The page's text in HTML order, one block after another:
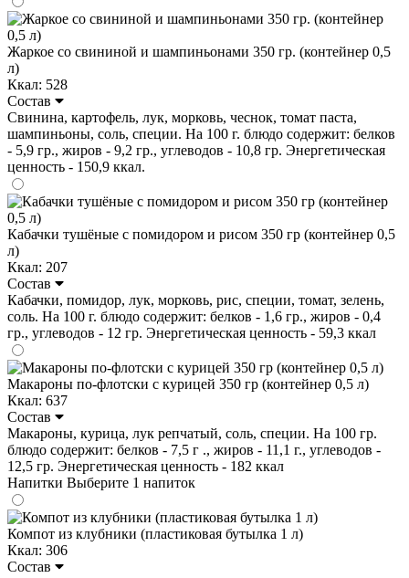
Жаркое со свининой и шампиньонами 350 гр. (контейнер 0,5
л)
Ккал: 528
Состав
Свинина, картофель, лук, морковь, чеснок, томат паста,
шампиньоны, соль, специи. На 100 г. блюдо содержит: белков
- 5,9 гр., жиров - 9,2 гр., углеводов - 10,8 гр. Энергетическая
ценность - 150,9 ккал.
Кабачки тушёные с помидором и рисом 350 гр (контейнер 0,5
л)
Ккал: 207
Состав
Кабачки, помидор, лук, морковь, рис, специи, томат, зелень,
соль. На 100 г. блюдо содержит: белков - 1,6 гр., жиров - 0,4
гр., углеводов - 12 гр. Энергетическая ценность - 59,3 ккал
Макароны по-флотски с курицей 350 гр (контейнер 0,5 л)
Ккал: 637
Состав
Макароны, курица, лук репчатый, соль, специи. На 100 гр.
блюдо содержит: белков - 7,5 г ., жиров - 11,1 г., углеводов -
12,5 гр. Энергетическая ценность - 182 ккал
Напитки Выберите 1 напиток
Компот из клубники (пластиковая бутылка 1 л)
Ккал: 306
Состав